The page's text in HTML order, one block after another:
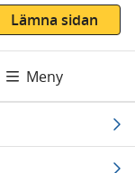
Lämna sidan
Meny